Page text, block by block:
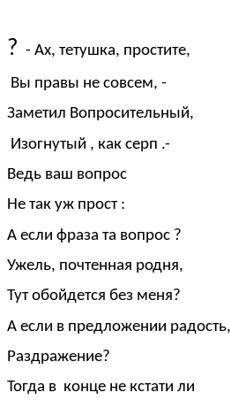
? - Ах, тетушка, простите,
Вы правы не совсем, -
Заметил Вопросительный,
Изогнутый , как серп .-
Ведь ваш вопрос
Не так уж прост :
А если фраза та вопрос ?
Ужель, почтенная родня,
Тут обойдется без меня?
А если в предложении радость,
Раздражение?
Тогда в конце не кстати ли